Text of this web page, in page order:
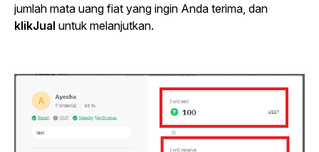
jumlah mata uang fiat yang ingin Anda terima, dan
klikJual untuk melanjutkan.